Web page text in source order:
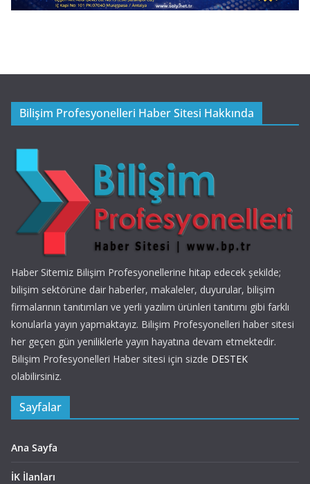
Bilişim Profesyonelleri Haber Sitesi Hakkında
Haber Sitemiz Bilişim Profesyonellerine hitap edecek şekilde;
bilişim sektörüne dair haberler, makaleler, duyurular, bilişim
firmalarının tanıtımları ve yerli yazılım ürünleri tanıtımı gibi farklı
konularla yayın yapmaktayız. Bilişim Profesyonelleri haber sitesi
her geçen gün yeniliklerle yayın hayatına devam etmektedir.
Bilişim Profesyonelleri Haber sitesi için sizde DESTEK
olabilirsiniz.
Sayfalar
Ana Sayfa
İK İlanları